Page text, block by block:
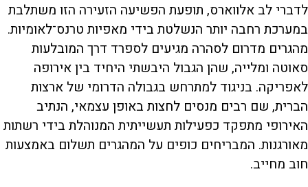
לדברי לב אלווארס, תופעת הפשיעה הזעירה הזו משתלבת
במערכת רחבה יותר הנשלטת בידי מאפיות טרנס־לאומיות.
מהגרים מדרום לסהרה מגיעים לספרד דרך המובלעות
סאוטה ומלייה, שהן הגבול היבשתי היחיד בין אירופה
לאפריקה. בניגוד למתרחש בגבולה הדרומי של ארצות
הברית, שם רבים מנסים לחצות באופן עצמאי, הנתיב
האירופי מתפקד כפעילות תעשייתית המנוהלת בידי רשתות
מאורגנות. המבריחים כופים על המהגרים תשלום באמצעות
חוב מחייב.